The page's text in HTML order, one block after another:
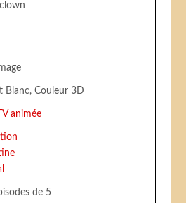
Blanc, Couleur 3D
animée
de 5